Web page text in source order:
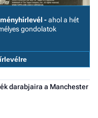
-ahol a hét
gondolatok
darabjaira a Manchester